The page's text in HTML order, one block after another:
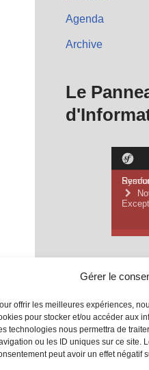
Gérer le
offrir les meilleures expériences,
pour stocker et/ou accéder aux
technologies nous permettra de
ou les ID uniques sur ce site.
peut avoir un effet négatif
Agenda
Archive
Le
Mentions